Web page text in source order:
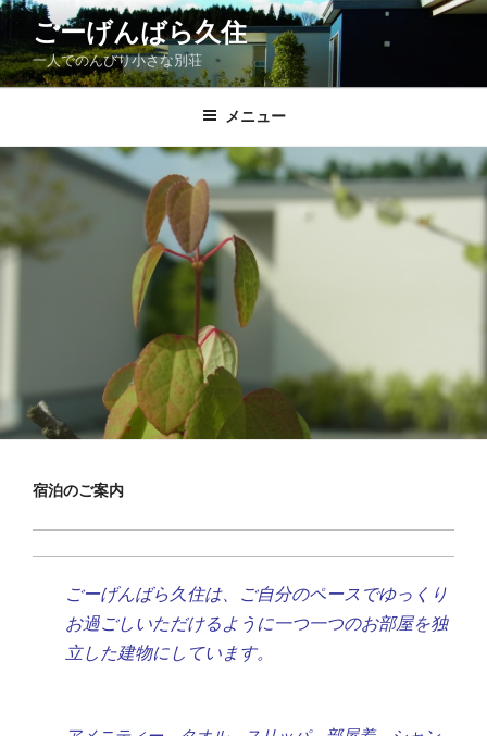
コ
テ
ン
ス
ッ
プ
ごーげんばら久住
一人でのんびり小さな別荘
メニュー
宿泊のご案内
ごーげんばら久住は、ご自分のペースでゆっくり
お過ごしいただけるように一つ一つのお部屋を独
立した建物にしています。